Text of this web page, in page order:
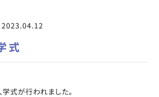
2023.04.12
式
式が行われました。